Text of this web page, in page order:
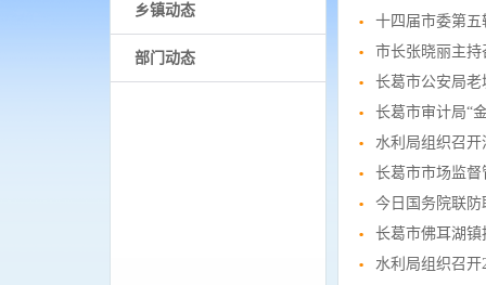
乡镇动态
部门动态
十四届市委第
市长张晓丽主持
长葛市公安局
长葛市审计局“
水利局组织召
长葛市市场监
今日国务院联
长葛市佛耳湖
水利局组织召开